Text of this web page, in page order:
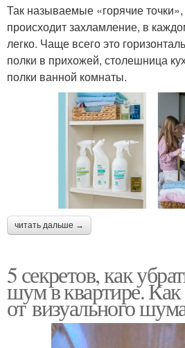
Так называемые «горячие
происходит захламление, в
легко. Чаще всего это
полки в прихожей, столешница
полки ванной комнаты.
читать дальше →
5 секретов, как
шум в квартире. Как
от визуального